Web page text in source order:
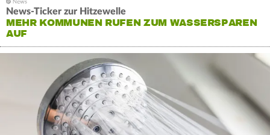
News-Ticker zur Hitzewelle
MEHR KOMMUNEN RUFEN ZUM WASSERSPAREN
AUF